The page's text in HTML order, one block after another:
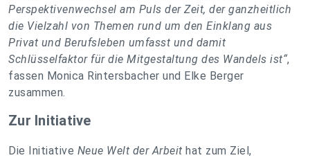
Perspektivenwechsel am Puls der Zeit, der ganzheitlich
die Vielzahl von Themen rund um den Einklang aus
Privat und Berufsleben umfasst und damit
Schlüsselfaktor für die Mitgestaltung des Wandels ist“,
fassen Monica Rintersbacher und Elke Berger
zusammen.
Zur Initiative
Die Initiative Neue Welt der Arbeit hat zum Ziel,